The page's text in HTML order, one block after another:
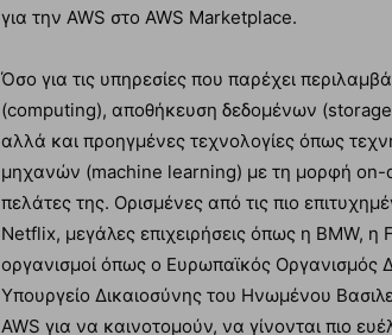
για την AWS στο AWS Marketplace.
Όσο για τις υπηρεσίες που παρέχει
(computing), αποθήκευση δεδομένων
αλλά και προηγμένες τεχνολογίες όπως
µηχανών (machine learning) με τη μορφή
πελάτες της. Ορισμένες από τις πιο
Netflix, μεγάλες επιχειρήσεις όπως η BMW,
οργανισμοί όπως ο Ευρωπαϊκός Οργανισμός
Υπουργείο Δικαιοσύνης του Ηνωμένου
AWS για να καινοτομούν, να γίνονται πιο